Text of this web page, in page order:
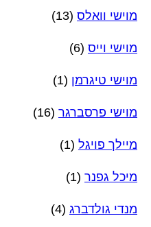
מוישי וואלס (13)
מוישי וייס (6)
מוישי טיגרמן (1)
מוישי פרסברגר (16)
מיילך פויגל (1)
מיכל גפנר (1)
מנדי גולדברג (4)